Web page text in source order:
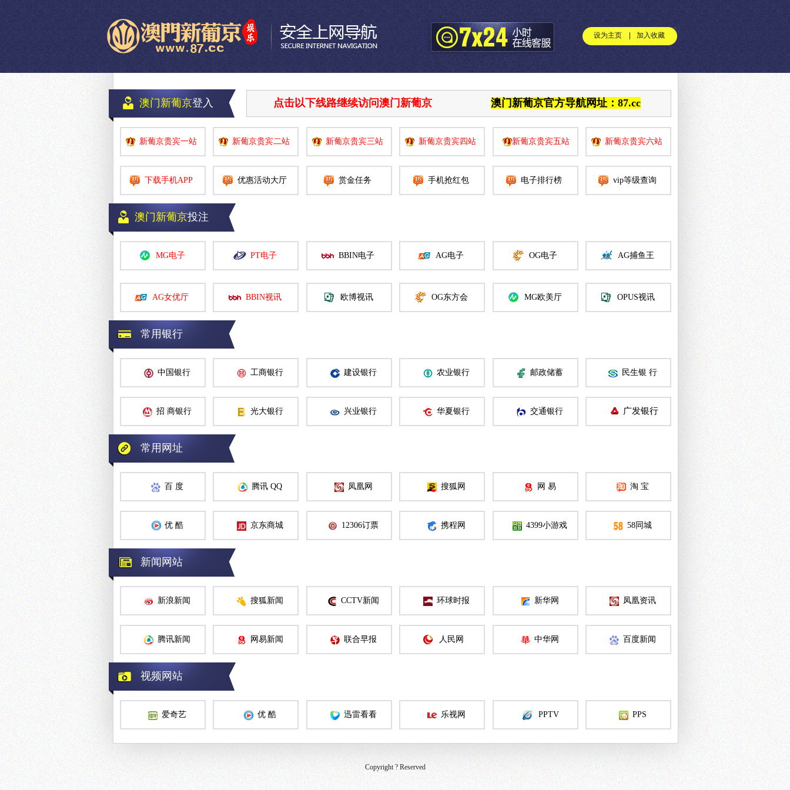
设为主页 加入收藏
澳门 新葡京登入 点击以下线路继续访问澳门新葡京 澳门新葡京官方导航网址：87.cc
新葡京贵宾一站 新葡京贵宾二站 新葡京贵宾三站 新葡京贵宾四站 新葡京贵宾五站 新葡京贵宾六站
下载手机APP 优惠活动大厅 赏金任务 手机抢红包 电子排行榜 vip等级查询
澳门新葡京投注
MG电子 PT电子 BBIN电子 AG电子 OG电子 AG捕鱼王
AG女优厅 BBIN视讯 欧博视讯 OG东方会 MG欧美厅 OPUS视讯
常用银行
中国银行 工商银行 建设银行 农业银行 邮政储蓄 民生银 行
招 商银行 光大银行 兴业银行 华夏银行 交通银行 广发银行
常用网址
百 度 腾讯 QQ 凤凰网 搜狐网 网 易 淘 宝
优 酷 京东商城 12306订票 携程网 4399小游戏 58同城
新闻网站
新浪新闻 搜狐新闻 CCTV新闻 环球时报 新华网 凤凰资讯
腾讯新闻 网易新闻 联合早报 人民网 中华网 百度新闻
视频网站
爱奇艺 优 酷 迅雷看看 乐视网 PPTV PPS
Copyright ? Reserved